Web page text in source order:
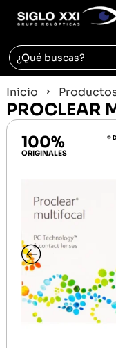
Inicio
PROCLEAR
100%
ORIGINALES
©